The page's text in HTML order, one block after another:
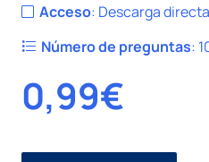
Acceso: Descarga directa
Número de preguntas:
0,99€